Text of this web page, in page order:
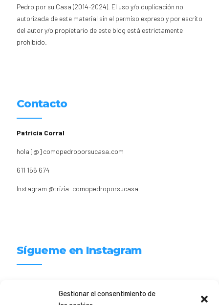
Gestionar el consentimiento de
Pedro por su Casa (2014-2024). El uso y/o duplicación no
autorizada de este material sin el permiso expreso y por escrito
del autor y/o propietario de este blog está estrictamente
prohibido.
Contacto
Patricia Corral
hola [@] comopedroporsucasa.com
611 156 674
Instagram @trizia_comopedroporsucasa
Sígueme en Instagram
Freelance | Web | RRSS
Mi tienda de productos ECO
@lacatalina.shop